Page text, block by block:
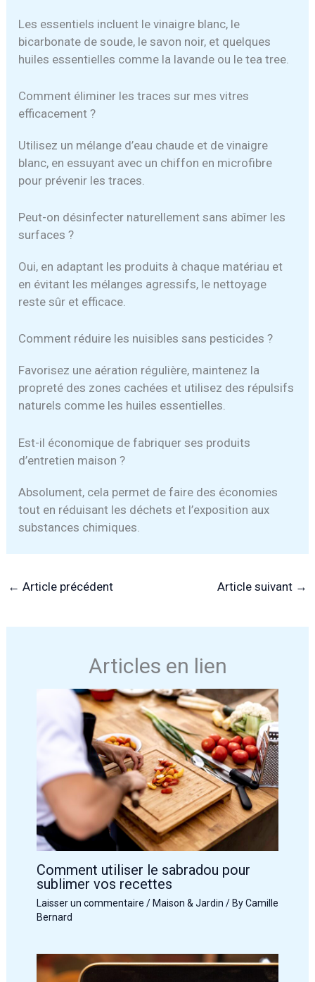
Les essentiels incluent le vinaigre blanc, le
bicarbonate de soude, le savon noir, et quelques
huiles essentielles comme la lavande ou le tea tree.
Comment éliminer les traces sur mes vitres
efficacement ?
Utilisez un mélange d’eau chaude et de vinaigre
blanc, en essuyant avec un chiffon en microfibre
pour prévenir les traces.
Peut-on désinfecter naturellement sans abîmer les
surfaces ?
Oui, en adaptant les produits à chaque matériau et
en évitant les mélanges agressifs, le nettoyage
reste sûr et efficace.
Comment réduire les nuisibles sans pesticides ?
Favorisez une aération régulière, maintenez la
propreté des zones cachées et utilisez des répulsifs
naturels comme les huiles essentielles.
Est-il économique de fabriquer ses produits
d’entretien maison ?
Absolument, cela permet de faire des économies
tout en réduisant les déchets et l’exposition aux
substances chimiques.
← Article précédent Article suivant →
Articles en lien
Comment utiliser le sabradou pour
sublimer vos recettes
Laisser un commentaire /Maison & Jardin / ByCamille
Bernard